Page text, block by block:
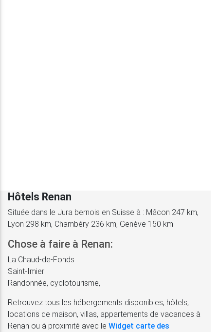
Hôtels Renan
Située dans le Jura bernois en Suisse à : Mâcon 247 km,
Lyon 298 km, Chambéry 236 km, Genève 150 km
Chose à faire à Renan:
La Chaud-de-Fonds
Saint-Imier
Randonnée, cyclotourisme,
Retrouvez tous les hébergements disponibles, hôtels,
locations de maison, villas, appartements de vacances à
Renan ou à proximité avec le Widget carte des